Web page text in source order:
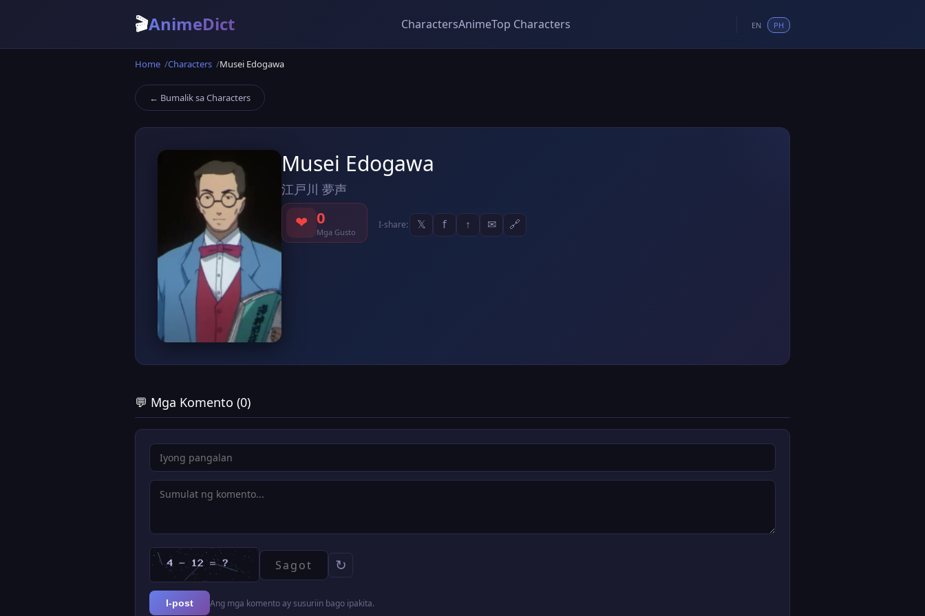
🎬AnimeDict CharactersAnimeTop Characters EN PH
Home Characters Musei Edogawa
← Bumalik sa Characters
Musei Edogawa
江戸川 夢声
❤ 0
Mga Gusto
I-share: 𝕏 f ↑ ✉ 🔗
💬 Mga Komento (0)
↻
I-post Ang mga komento ay susuriin bago ipakita.